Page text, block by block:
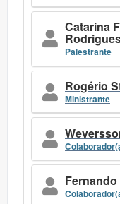
Catarina
Palestrante
Rogério
Ministrante